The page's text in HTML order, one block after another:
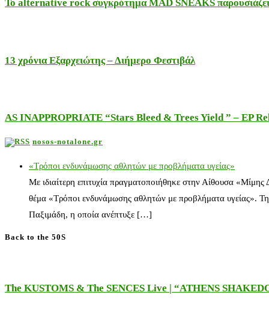
Το alternative rock συγκρότημα MAD SNEAKS
13 χρόνια Εξαρχειώτης – Διήμερο Φεστιβάλ
AS INAPPROPRIATE “Stars Bleed & Trees Yield ” – EP
nosos-notalone.gr
«Τρόποι ενδυνάμωσης αθλητών με προβλήματα υγείας»
Με ιδιαίτερη επιτυχία πραγματοποιήθηκε στην Αίθουσα
θέμα «Τρόποι ενδυνάμωσης αθλητών με προβλήματα υγείας».
Παξιμάδη, η οποία ανέπτυξε […]
Back to the 50S
The KUSTOMS & The SENCES Live | “ATHENS